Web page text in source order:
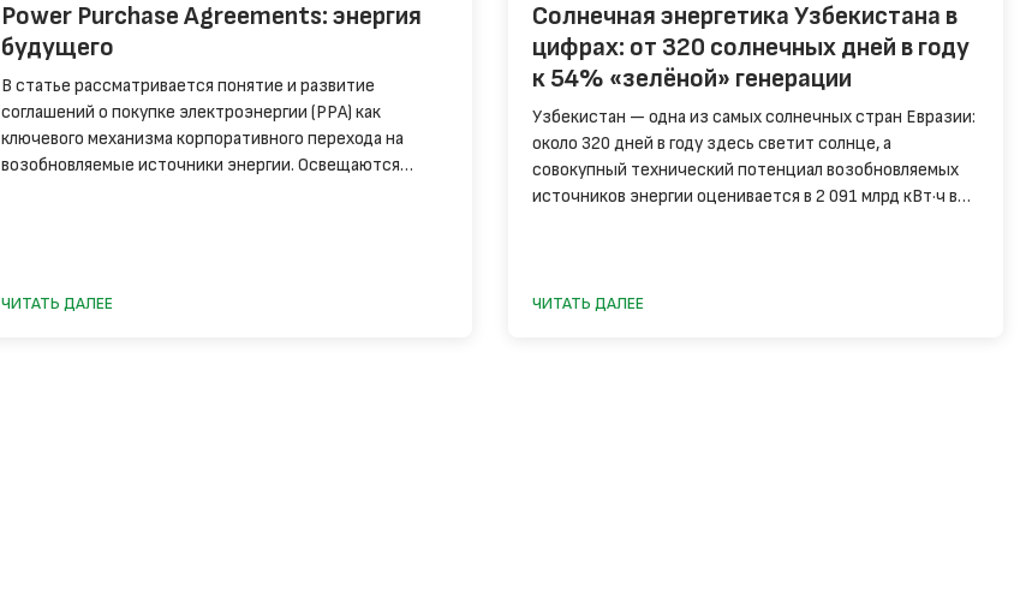
Power Purchase Agreements: энергия
будущего
В статье рассматривается понятие и развитие
соглашений о покупке электроэнергии (PPA) как
ключевого механизма корпоративного перехода на
возобновляемые источники энергии. Освещаются
ЧИТАТЬ ДАЛЕЕ
Солнечная энергетика Узбекистана в
цифрах: от 320 солнечных дней в году
к 54% «зелёной» генерации
Узбекистан — одна из самых солнечных стран Евразии:
около 320 дней в году здесь светит солнце, а
совокупный технический потенциал возобновляемых
источников энергии оценивается в 2 091 млрд кВт·ч в
превращаются в гигаватты работающих станций,
ЧИТАТЬ ДАЛЕЕ